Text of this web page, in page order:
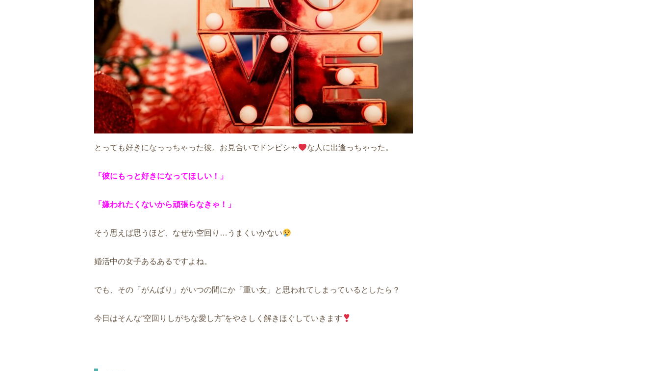
とっても好きになっっちゃった彼。お見合いでドンピシャ な人に出逢っちゃった。
「彼にもっと好きになってほしい！」
「嫌われたくないから頑張らなきゃ！」
そう思えば思うほど、なぜか空回り…うまくいかない
婚活中の女子あるあるですよね。
でも、その「がんばり」がいつの間にか「重い女」と思われてしまっているとしたら？
今日はそんな“空回りしがちな愛し方”をやさしく解きほぐしていきます